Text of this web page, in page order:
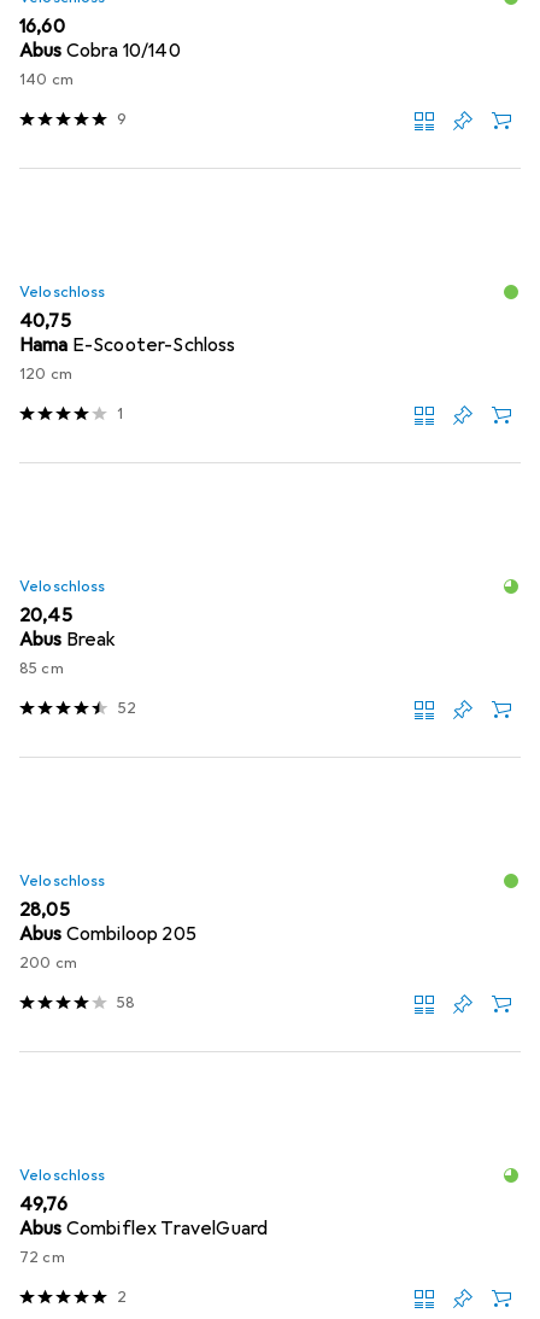
EUR
16,60
Abus Cobra 10/140
140 cm
9
Veloschloss
EUR
40,75
Hama E-Scooter-Schloss
120 cm
1
Veloschloss
EUR
20,45
Abus Break
85 cm
52
Veloschloss
EUR
28,05
Abus Combiloop 205
200 cm
58
Veloschloss
EUR
49,76
Abus Combiflex TravelGuard
72 cm
2